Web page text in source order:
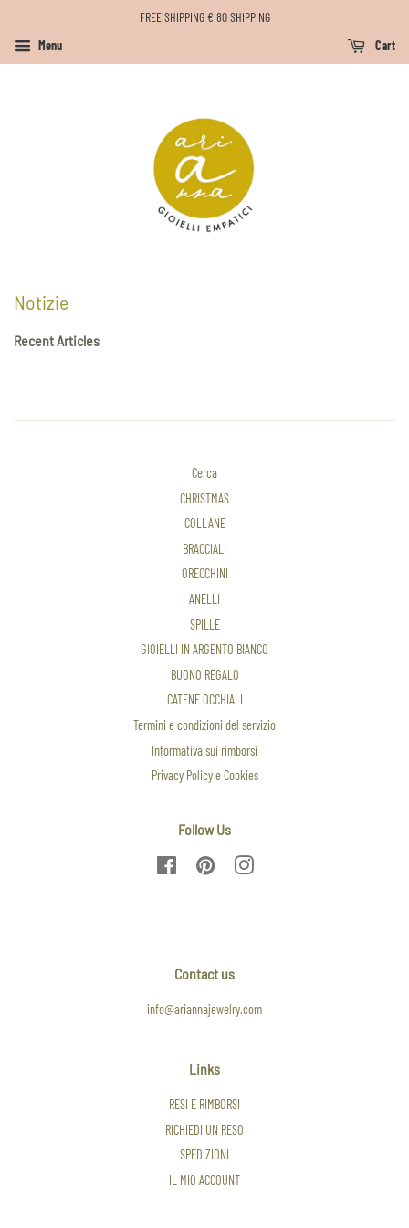
FREE SHIPPING € 80 SHIPPING
Menu
Cart
Notizie
Recent Articles
Cerca
CHRISTMAS
COLLANE
BRACCIALI
ORECCHINI
ANELLI
SPILLE
GIOIELLI IN ARGENTO BIANCO
BUONO REGALO
CATENE OCCHIALI
Termini e condizioni del servizio
Informativa sui rimborsi
Privacy Policy e Cookies
Follow Us
FacebookPinterestInstagram
Contact us
info@ariannajewelry.com
Links
RESI E RIMBORSI
RICHIEDI UN RESO
SPEDIZIONI
IL MIO ACCOUNT